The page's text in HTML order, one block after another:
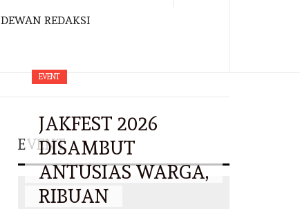
DEWAN REDAKSI
EVENT
EVENT
JAKFEST 2026
DISAMBUT
ANTUSIAS WARGA,
RIBUAN